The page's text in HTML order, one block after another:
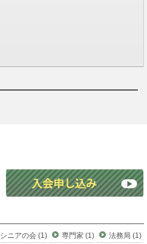
シニアの会 (1) 専門家 (1)
法務局 (1)